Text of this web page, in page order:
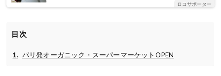
ロコサポーター
目次
パリ発オーガニック・スーパーマーケットOPEN